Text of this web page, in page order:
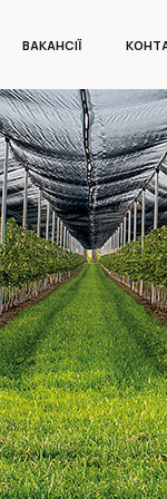
ВАКАНСІЇ